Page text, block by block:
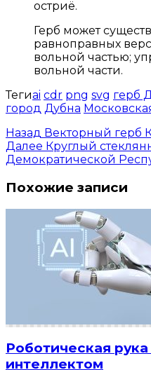
остриё.
Герб может
равноправных
вольной частью;
вольной части.
Тегиai cdr png svg герб
город Дубна
Назад Векторный герб
Далее Круглый
Демократической
Похожие записи
Роботическая
интеллектом